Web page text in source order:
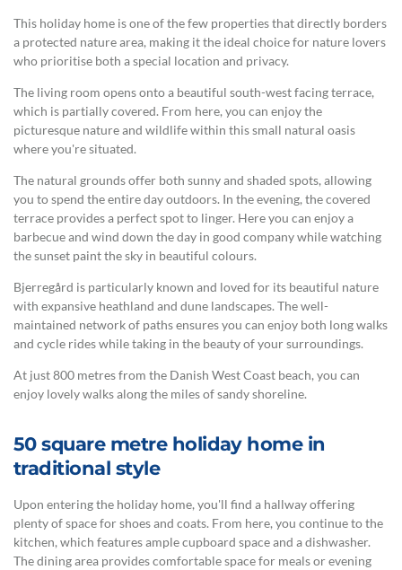
This holiday home is one of the few properties that directly borders
a protected nature area, making it the ideal choice for nature lovers
who prioritise both a special location and privacy.
The living room opens onto a beautiful south-west facing terrace,
which is partially covered. From here, you can enjoy the
picturesque nature and wildlife within this small natural oasis
where you're situated.
The natural grounds offer both sunny and shaded spots, allowing
you to spend the entire day outdoors. In the evening, the covered
terrace provides a perfect spot to linger. Here you can enjoy a
barbecue and wind down the day in good company while watching
the sunset paint the sky in beautiful colours.
Bjerregård is particularly known and loved for its beautiful nature
with expansive heathland and dune landscapes. The well-
maintained network of paths ensures you can enjoy both long walks
and cycle rides while taking in the beauty of your surroundings.
At just 800 metres from the Danish West Coast beach, you can
enjoy lovely walks along the miles of sandy shoreline.
50 square metre holiday home in
traditional style
Upon entering the holiday home, you'll find a hallway offering
plenty of space for shoes and coats. From here, you continue to the
kitchen, which features ample cupboard space and a dishwasher.
The dining area provides comfortable space for meals or evening